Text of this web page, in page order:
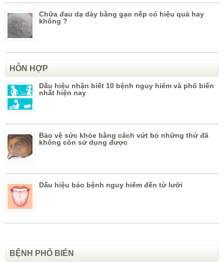
Chữa đau dạ dày bằng gạo nếp có hiệu quả hay
không ?
HỖN HỢP
Dấu hiệu nhận biết 10 bệnh nguy hiểm và phổ biến
nhất hiện nay
Bảo vệ sức khỏe bằng cách vứt bỏ những thứ đã
không còn sử dụng được
Dấu hiệu báo bệnh nguy hiểm đến từ lưỡi
BỆNH PHỔ BIẾN